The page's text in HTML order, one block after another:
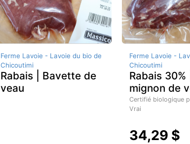
Ferme Lavoie - Lavoie du bio de
Chicoutimi
Rabais | Bavette de
veau
Ferme Lavoie -
Chicoutimi
Rabais 30%
mignon de
Certifié biologique
Vrai
34,29 $